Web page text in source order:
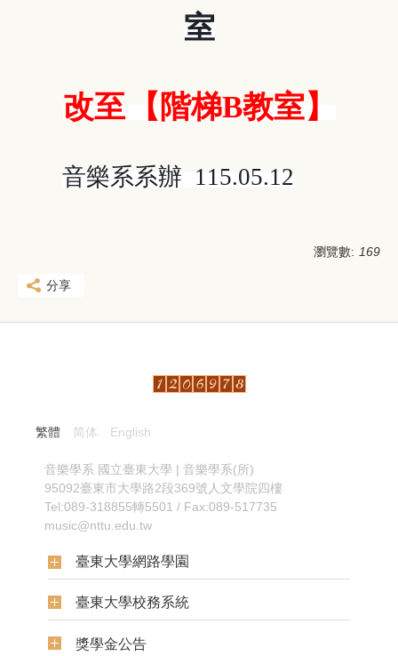
室
改至 【階梯B教室】
音樂系系辦 115.05.12
瀏覽數: 169
分享
繁體 简体
English
音樂學系 國立臺東大學 | 音樂學系(所)
95092臺東市大學路2段369號人文學院四樓
Tel:089-318855轉5501 / Fax:089-517735
music@nttu.edu.tw
臺東大學網路學園
臺東大學校務系統
獎學金公告